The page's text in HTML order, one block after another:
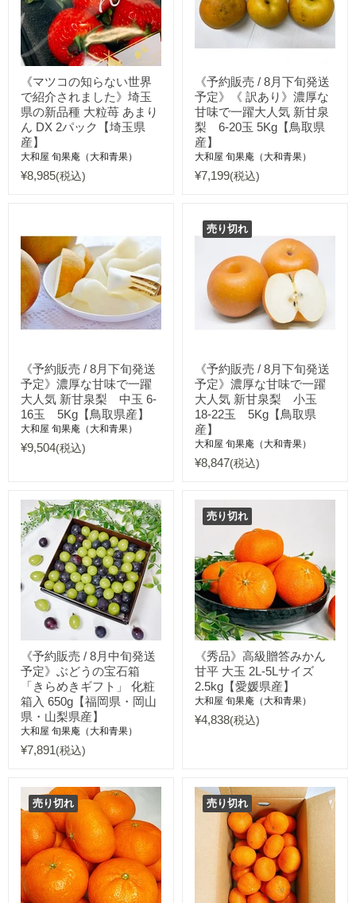
《マツコの知らない世界
で紹介されました》埼玉
県の新品種 大粒苺 あまり
ん DX 2パック【埼玉県
産】
大和屋 旬果庵（大和青果）
¥8,985(税込)
《予約販売 / 8月下旬発送
予定》《 訳あり》濃厚な
甘味で一躍大人気 新甘泉
梨 6-20玉 5Kg【鳥取県
産】
大和屋 旬果庵（大和青果）
¥7,199(税込)
《予約販売 / 8月下旬発送
予定》濃厚な甘味で一躍
大人気 新甘泉梨 中玉 6-
16玉 5Kg【鳥取県産】
大和屋 旬果庵（大和青果）
¥9,504(税込)
売り切れ
《予約販売 / 8月下旬発送
予定》濃厚な甘味で一躍
大人気 新甘泉梨 小玉
18-22玉 5Kg【鳥取県
産】
大和屋 旬果庵（大和青果）
¥8,847(税込)
《予約販売 / 8月中旬発送
予定》ぶどうの宝石箱
「きらめきギフト」 化粧
箱入 650g【福岡県・岡山
県・山梨県産】
大和屋 旬果庵（大和青果）
¥7,891(税込)
売り切れ
《秀品》高級贈答みかん
甘平 大玉 2L-5Lサイズ
2.5kg【愛媛県産】
大和屋 旬果庵（大和青果）
¥4,838(税込)
売り切れ 売り切れ